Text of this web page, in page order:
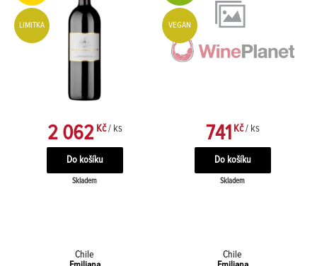
LIMITKA
2 062 Kč / ks
Skladem
VEGAN
741 Kč / ks
Skladem
Chile
Chile